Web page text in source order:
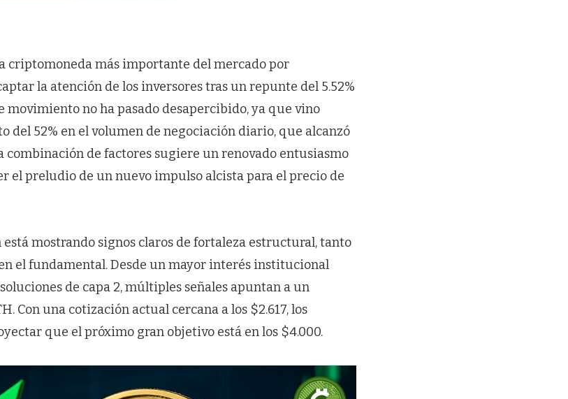
criptomoneda más importante del mercado por
la atención de los inversores tras un repunte del 5.52%
movimiento no ha pasado desapercibido, ya que vino
del 52% en el volumen de negociación diario, que alcanzó
combinación de factores sugiere un renovado entusiasmo
el preludio de un nuevo impulso alcista para el precio de
mostrando signos claros de fortaleza estructural, tanto
el fundamental. Desde un mayor interés institucional
de capa 2, múltiples señales apuntan a un
Con una cotización actual cercana a los $2.617, los
que el próximo gran objetivo está en los $4.000.